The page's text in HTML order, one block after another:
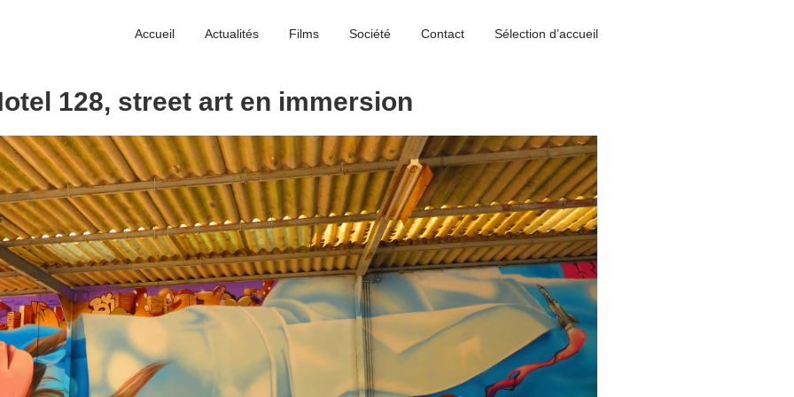
Accueil Actualités Films Société Contact Sélection d’accueil
128, street art en immersion